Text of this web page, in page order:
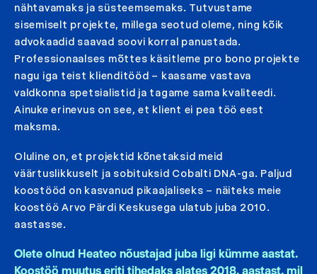
nähtavamaks ja süsteemsemaks. Tutvustame
sisemiselt projekte, millega seotud oleme, ning kõik
advokaadid saavad soovi korral panustada.
Professionaalses mõttes käsitleme pro bono projekte
nagu iga teist klienditööd – kaasame vastava
valdkonna spetsialistid ja tagame sama kvaliteedi.
Ainuke erinevus on see, et klient ei pea töö eest
maksma.
Oluline on, et projektid kõnetaksid meid
väärtuslikkuselt ja sobituksid Cobalti DNA-ga. Paljud
koostööd on kasvanud pikaajaliseks – näiteks meie
koostöö Arvo Pärdi Keskusega ulatub juba 2010.
aastasse.
Olete olnud Heateo nõustajad juba ligi kümme aastat.
Koostöö muutus eriti tihedaks alates 2018. aastast, mil